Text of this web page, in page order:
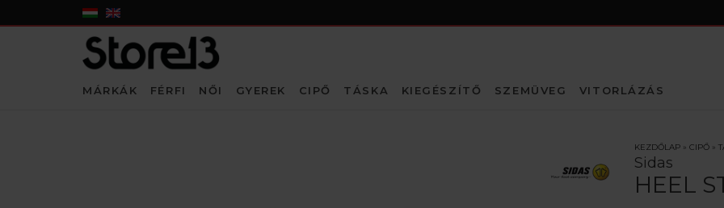
MÁRKÁK FÉRFI NŐI GYEREK CIPŐ TÁSKA KIEGÉSZÍTŐ SZEMÜVEG VITORLÁZÁS
KEZDŐLAP» CIPŐ»
Sidas
HEEL